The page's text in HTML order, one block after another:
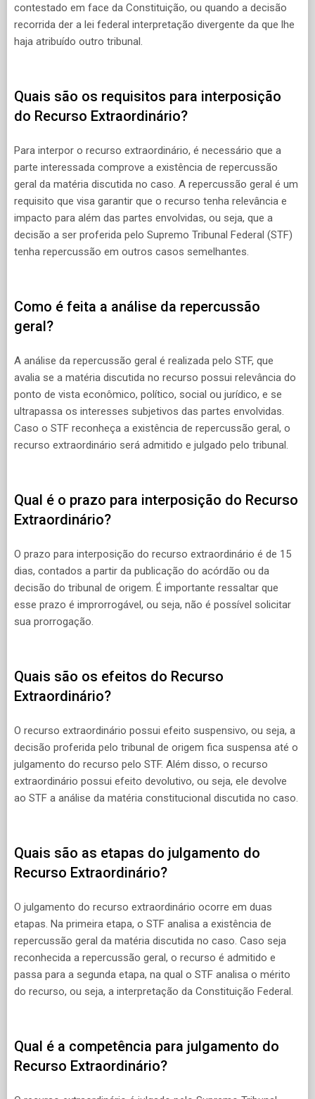
contestado em face da Constituição, ou quando a decisão
recorrida der a lei federal interpretação divergente da que lhe
haja atribuído outro tribunal.
Quais são os requisitos para interposição
do Recurso Extraordinário?
Para interpor o recurso extraordinário, é necessário que a
parte interessada comprove a existência de repercussão
geral da matéria discutida no caso. A repercussão geral é um
requisito que visa garantir que o recurso tenha relevância e
impacto para além das partes envolvidas, ou seja, que a
decisão a ser proferida pelo Supremo Tribunal Federal (STF)
tenha repercussão em outros casos semelhantes.
Como é feita a análise da repercussão
geral?
A análise da repercussão geral é realizada pelo STF, que
avalia se a matéria discutida no recurso possui relevância do
ponto de vista econômico, político, social ou jurídico, e se
ultrapassa os interesses subjetivos das partes envolvidas.
Caso o STF reconheça a existência de repercussão geral, o
recurso extraordinário será admitido e julgado pelo tribunal.
Qual é o prazo para interposição do Recurso
Extraordinário?
O prazo para interposição do recurso extraordinário é de 15
dias, contados a partir da publicação do acórdão ou da
decisão do tribunal de origem. É importante ressaltar que
esse prazo é improrrogável, ou seja, não é possível solicitar
sua prorrogação.
Quais são os efeitos do Recurso
Extraordinário?
O recurso extraordinário possui efeito suspensivo, ou seja, a
decisão proferida pelo tribunal de origem fica suspensa até o
julgamento do recurso pelo STF. Além disso, o recurso
extraordinário possui efeito devolutivo, ou seja, ele devolve
ao STF a análise da matéria constitucional discutida no caso.
Quais são as etapas do julgamento do
Recurso Extraordinário?
O julgamento do recurso extraordinário ocorre em duas
etapas. Na primeira etapa, o STF analisa a existência de
repercussão geral da matéria discutida no caso. Caso seja
reconhecida a repercussão geral, o recurso é admitido e
passa para a segunda etapa, na qual o STF analisa o mérito
do recurso, ou seja, a interpretação da Constituição Federal.
Qual é a competência para julgamento do
Recurso Extraordinário?